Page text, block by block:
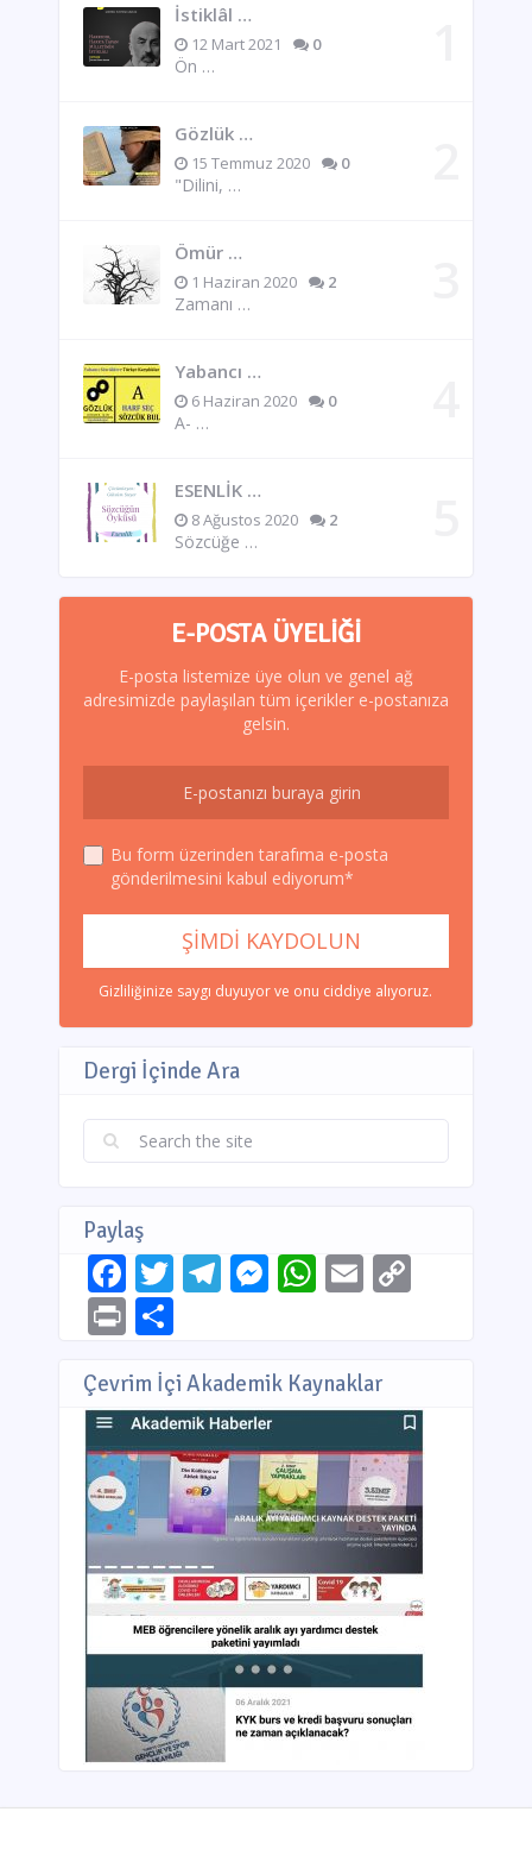
İstiklâl …
12 Mart 2021 0
Ön …
Gözlük …
15 Temmuz 2020 0
"Dilini, …
Ömür …
1 Haziran 2020 2
Zamanı …
Yabancı …
6 Haziran 2020 0
A- …
ESENLİK …
8 Ağustos 2020 2
Sözcüğe …
E-POSTA ÜYELIĞI
E-posta listemize üye olun ve genel ağ
adresimizde paylaşılan tüm içerikler e-postanıza
gelsin.
Bu form üzerinden tarafıma e-posta
gönderilmesini kabul ediyorum*
Gizliliğinize saygı duyuyor ve onu ciddiye alıyoruz.
Dergi İçinde Ara
Paylaş
Facebook
Twitter
Telegram
Messenger
WhatsApp
EmailCopy
PrintShare
Çevrim İçi Akademik Kaynaklar